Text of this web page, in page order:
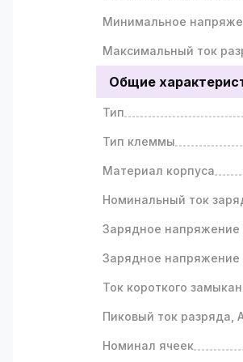
Минимальное
Максимальный ток
Общие
Тип
Тип клеммы
Материал корпуса
Номинальный ток
Зарядное
Зарядное напряжение
Ток короткого
Пиковый ток разряда,
Номинал ячеек